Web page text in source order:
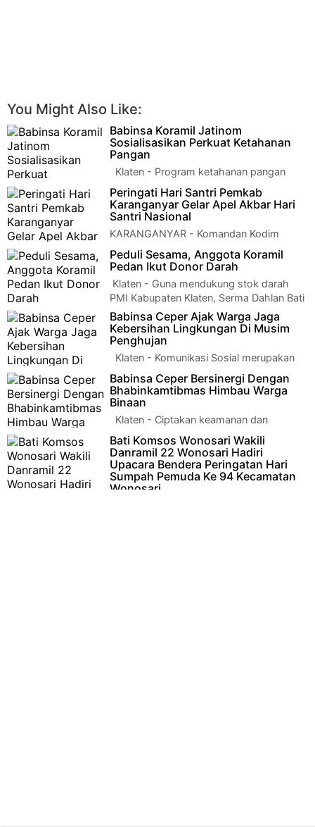
You Might Also Like:
Babinsa Koramil Jatinom
Sosialisasikan Perkuat Ketahanan
Pangan
Klaten - Program ketahanan pangan
yang digalakkan pemerintah pusat guna
mensejahterakan warga terus dipacu ol…
Peringati Hari Santri Pemkab
Karanganyar Gelar Apel Akbar Hari
Santri Nasional
KARANGANYAR - Komandan Kodim
0727/Karanganyar Letkol Inf Andri Army
Yudha Ardhitama, S.I.P., dalam hal ini diwakili oleh…
Peduli Sesama, Anggota Koramil
Pedan Ikut Donor Darah
Klaten - Guna mendukung stok darah
PMI Kabupaten Klaten, Serma Dahlan Bati
Tuud Koramil 04/Pedan Kodim 0723 Klaten bers…
Babinsa Ceper Ajak Warga Jaga
Kebersihan Lingkungan Di Musim
Penghujan
Klaten - Komunikasi Sosial merupakan
usaha Babinsa untuk menjalin hubungan
dengan warga binaannya agar menjad…
Babinsa Ceper Bersinergi Dengan
Bhabinkamtibmas Himbau Warga
Binaan
Klaten - Ciptakan keamanan dan
keakraban dengan warga binaan, Babinsa
Koramil 23/Ceper jajaran Kodim 0723/Kla…
Bati Komsos Wonosari Wakili
Danramil 22 Wonosari Hadiri
Upacara Bendera Peringatan Hari
Sumpah Pemuda Ke 94 Kecamatan
Wonosari